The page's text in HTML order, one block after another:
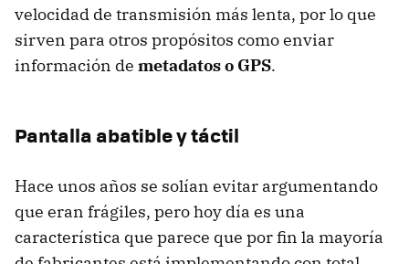
velocidad de transmisión más lenta, por lo que
sirven para otros propósitos como enviar
información de metadatos o GPS.
Pantalla abatible y táctil
Hace unos años se solían evitar argumentando
que eran frágiles, pero hoy día es una
característica que parece que por fin la mayoría